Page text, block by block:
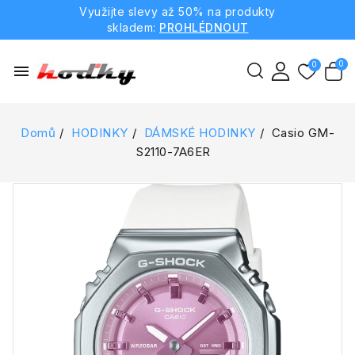
Využijte slevy až 50% na produkty
skladem: PROHLÉDNOUT
menu
Domů HODINKY DÁMSKÉ HODINKY
Casio GM-
S2110-7A6ER